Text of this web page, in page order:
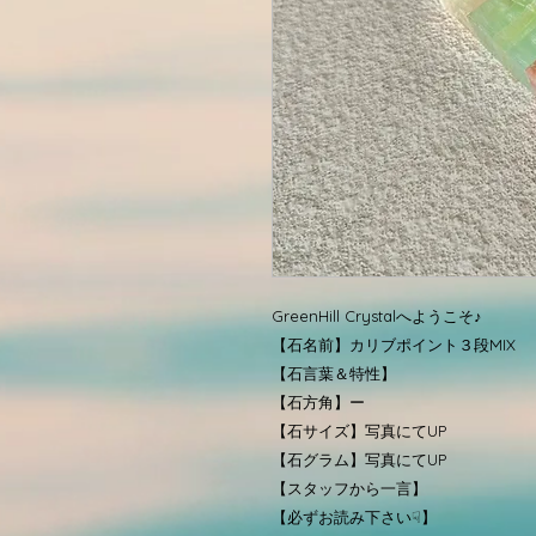
GreenHill Crystalへようこそ♪
【石名前】カリブポイント３段MIX
【石言葉＆特性】
【石方角】ー
【石サイズ】写真にてUP
【石グラム】写真にてUP
【スタッフから一言】
【必ずお読み下さい☟】